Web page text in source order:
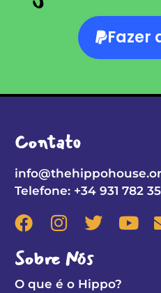
Fazer
Contato
Telefone: +34 931 782
Sobre Nós
O que é o Hippo?